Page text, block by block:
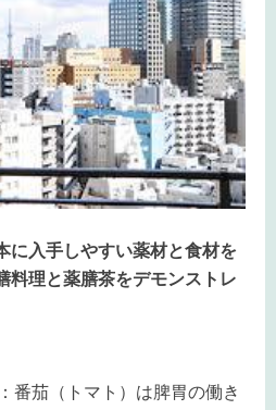
に入手しやすい薬材と食材を
料理と薬膳茶をデモンストレ
：番茄（トマト）は脾胃の働き